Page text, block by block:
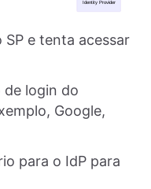
e tenta acessar
de login do
Google,
para o IdP para